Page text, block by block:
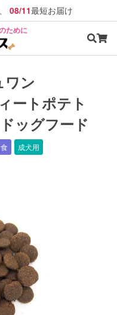
08/11最短お届け
ために
ワン
ートポテト
ッグフード
成犬用